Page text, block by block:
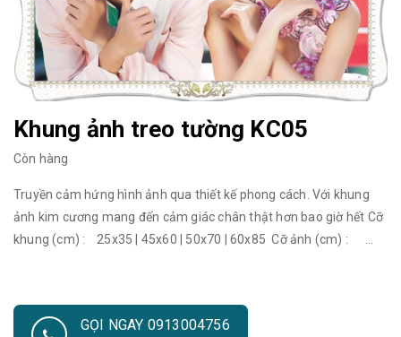
Khung ảnh treo tường KC05
Còn hàng
Truyền cảm hứng hình ảnh qua thiết kế phong cách. Với khung
ảnh kim cương mang đến cảm giác chân thật hơn bao giờ hết Cỡ
khung (cm) : 25x35 | 45x60 | 50x70 | 60x85 Cỡ ảnh (cm) :
110x170 Khung ảnh đẹp treo tường đang trở thành một trào lưu
trang trí nội thất hiện nay. Với nhiều kiểu dáng, màu sắc khác
GỌI NGAY 0913004756